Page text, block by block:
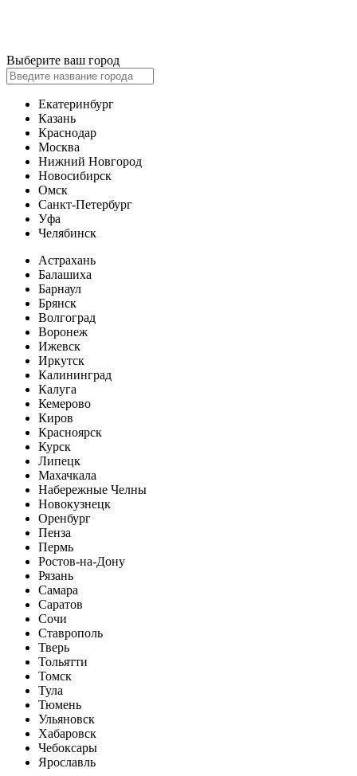
Выберите ваш город
Екатеринбург
Казань
Краснодар
Москва
Нижний Новгород
Новосибирск
Омск
Санкт-Петербург
Уфа
Челябинск
Астрахань
Балашиха
Барнаул
Брянск
Волгоград
Воронеж
Ижевск
Иркутск
Калининград
Калуга
Кемерово
Киров
Красноярск
Курск
Липецк
Махачкала
Набережные Челны
Новокузнецк
Оренбург
Пенза
Пермь
Ростов-на-Дону
Рязань
Самара
Саратов
Сочи
Ставрополь
Тверь
Тольятти
Томск
Тула
Тюмень
Ульяновск
Хабаровск
Чебоксары
Ярославль